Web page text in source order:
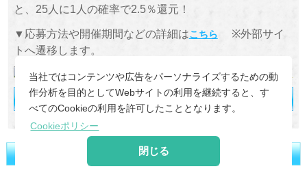
当社ではコンテンツや広告をパーソナライズするための動
作分析を目的としてWebサイトの利用を継続すると、す
べてのCookieの利用を許可したこととなります。
Cookieポリシー
閉じる
と、25人に1人の確率で2.5％還元！
▼応募方法や開催期間などの詳細はこちら
※外部サイ
トへ遷移します。